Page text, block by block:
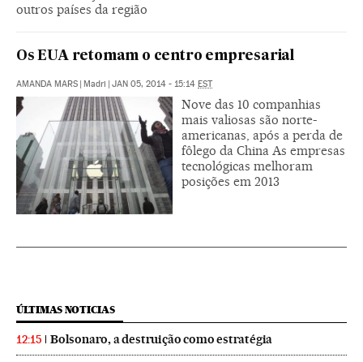
outros países da região
Os EUA retomam o centro empresarial
AMANDA MARS | Madri | JAN 05, 2014 - 15:14 EST
Nove das 10 companhias
mais valiosas são norte-
americanas, após a perda de
fôlego da China As empresas
tecnológicas melhoram
posições em 2013
ÚLTIMAS NOTICIAS
12:15 Bolsonaro, a destruição como estratégia